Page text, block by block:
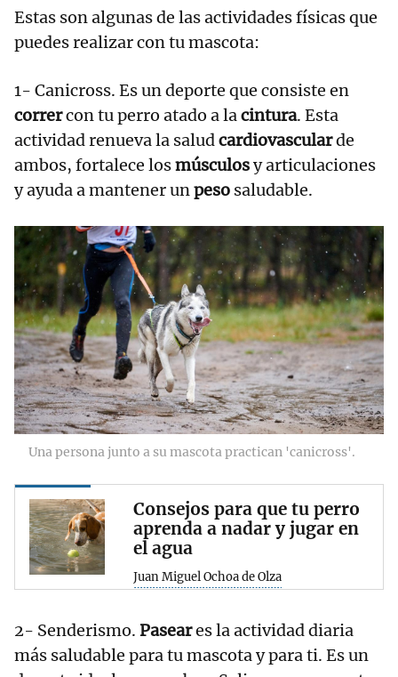
Estas son algunas de las actividades físicas que
puedes realizar con tu mascota:
1- Canicross. Es un deporte que consiste en
corrercon tu perro atado a lacintura. Esta
actividad renueva la saludcardiovascularde
ambos, fortalece losmúsculosy articulaciones
y ayuda a mantener unpeso saludable.
Una persona junto a su mascota practican 'canicross'.
Consejos para que tu perro
aprenda a nadar y jugar en
el agua
Juan Miguel Ochoa de Olza
2- Senderismo. Paseares la actividad diaria
más saludable para tu mascota y para ti. Es un